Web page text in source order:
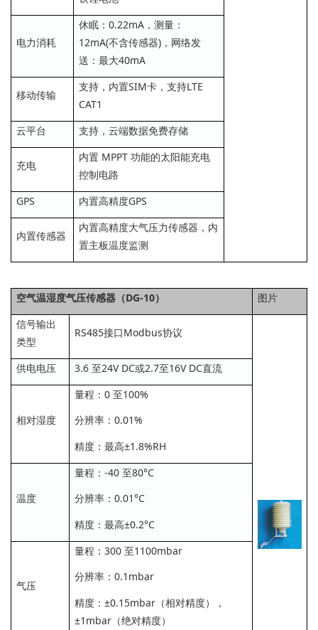
电力消耗
休眠：0.22mA，测量：
12mA(不含传感器)，网络发
送：最大40mA
移动传输
支持，内置SIM卡，支持LTE
CAT1
云平台
支持，云端数据免费存储
充电
内置 MPPT 功能的太阳能充电
控制电路
GPS
内置高精度GPS
内置传感器
内置高精度大气压力传感器，内
置主板温度监测
空气温湿度气压传感器（DG-10）
图片
信号输出
类型
RS485接口Modbus协议
供电电压 3.6 至24V DC或2.7至16V DC直流
相对湿度
量程：0 至100%
分辨率：0.01%
精度：最高±1.8%RH
温度
量程：-40 至80°C
分辨率：0.01°C
精度：最高±0.2°C
气压
量程：300 至1100mbar
分辨率：0.1mbar
精度：±0.15mbar（相对精度），
±1mbar（绝对精度）